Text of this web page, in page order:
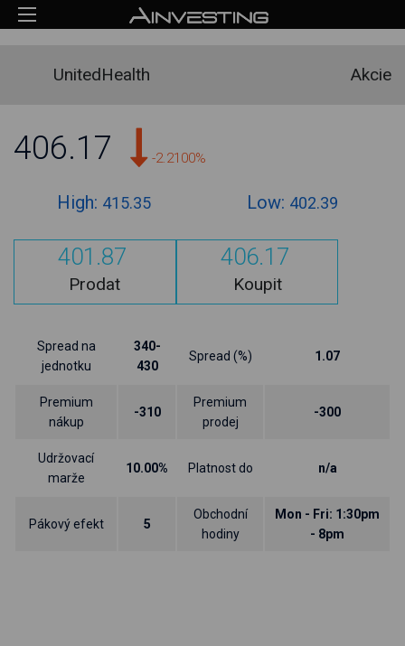
UnitedHealth Akcie
406.17 -2.2100%
High: 415.35 Low: 402.39
401.87
Prodat
406.17
Koupit
Spread na
jednotku
340-
430
Spread (%) 1.07
Premium
nákup
-310
Premium
prodej
-300
Udržovací
marže
10.00% Platnost do n/a
Pákový efekt 5
Obchodní
hodiny
Mon - Fri: 1:30pm
- 8pm